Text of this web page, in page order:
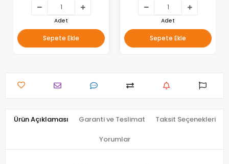
Adet
Sepete Ekle
Adet
Sepete Ekle
Ürün Açıklaması Garanti ve Teslimat Taksit Seçenekleri
Yorumlar